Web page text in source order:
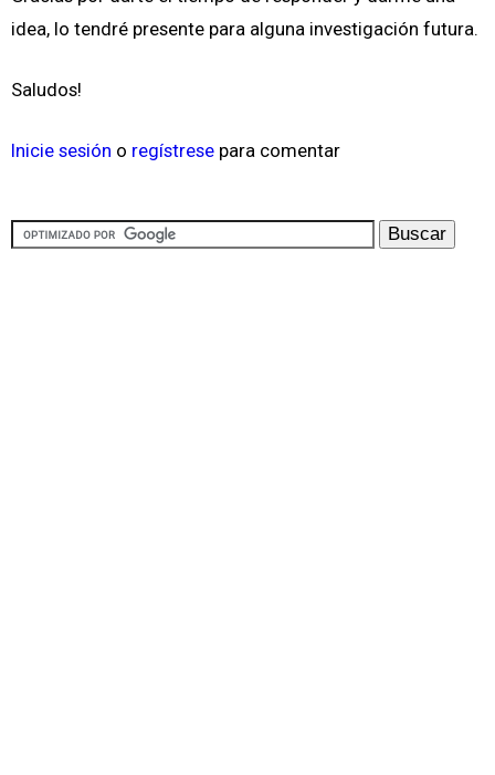
idea, lo tendré presente para alguna investigación futura.
Saludos!
Inicie sesión o regístrese para comentar